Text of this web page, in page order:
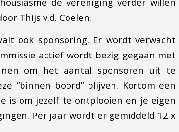
Thijs v.d. Coelen.
ook sponsoring. Er wordt verwacht
actief wordt bezig gegaan met
om het aantal sponsoren uit te
“binnen boord” blijven. Kortom een
is om jezelf te ontplooien en je eigen
Per jaar wordt er gemiddeld 12 x